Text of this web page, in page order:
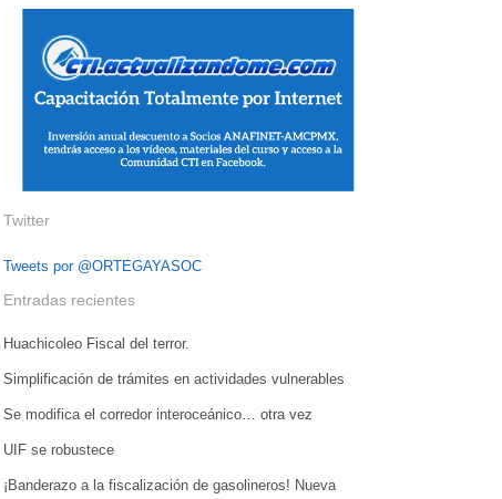
Twitter
Tweets por @ORTEGAYASOC
Entradas recientes
Huachicoleo Fiscal del terror.
Simplificación de trámites en actividades vulnerables
Se modifica el corredor interoceánico… otra vez
UIF se robustece
¡Banderazo a la fiscalización de gasolineros! Nueva